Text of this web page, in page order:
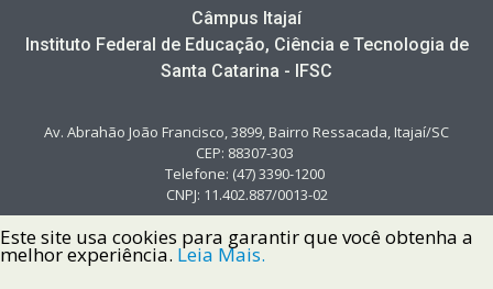
Câmpus Itajaí
Instituto Federal de Educação, Ciência e Tecnologia de
Santa Catarina - IFSC
Av. Abrahão João Francisco, 3899, Bairro Ressacada, Itajaí/SC
CEP: 88307-303
Telefone: (47) 3390-1200
CNPJ: 11.402.887/0013-02
Este site usa cookies para garantir que você obtenha a
melhor experiência. Leia Mais.